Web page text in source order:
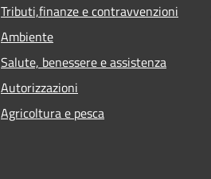
Tributi,finanze e contravvenzioni
Ambiente
Salute, benessere e assistenza
Autorizzazioni
Agricoltura e pesca